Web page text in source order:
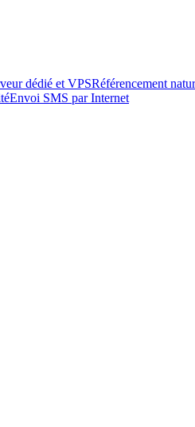
dédié et VPSRéférencement
Envoi SMS par Internet